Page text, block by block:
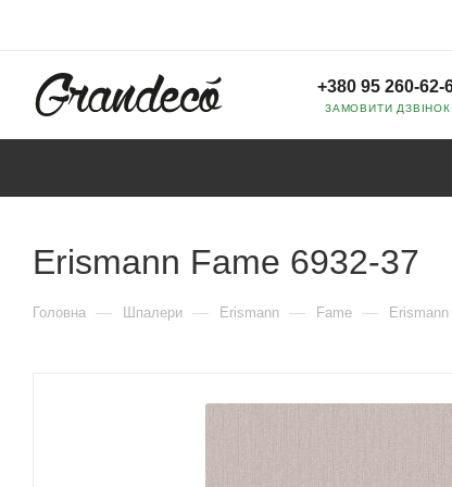
+380 95 260-62-
ЗАМОВИТИ ДЗВІНОК
Erismann Fame 6932-37
Головна — Шпалери — Erismann — Fame —